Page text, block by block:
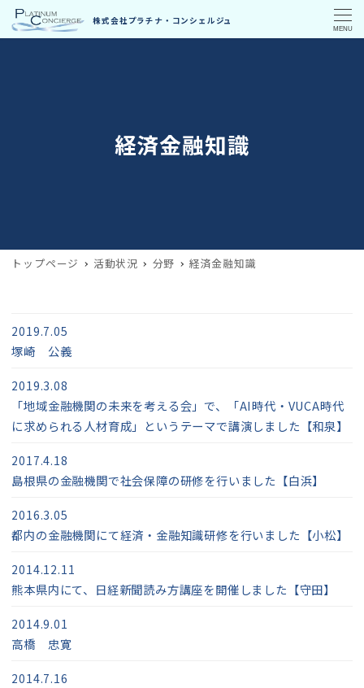
MENU
経済金融知識
トップページ 活動状況 分野 経済金融知識
塚崎 公義
2019.7.05
「地域金融機関の未来を考える会」で、「AI時代・VUCA時代
に求められる人材育成」というテーマで講演しました【和泉】
2019.3.08
島根県の金融機関で社会保障の研修を行いました【白浜】
2017.4.18
都内の金融機関にて経済・金融知識研修を行いました【小松】
2016.3.05
熊本県内にて、日経新聞読み方講座を開催しました【守田】
2014.12.11
高橋 忠寛
2014.9.01
2014.7.16